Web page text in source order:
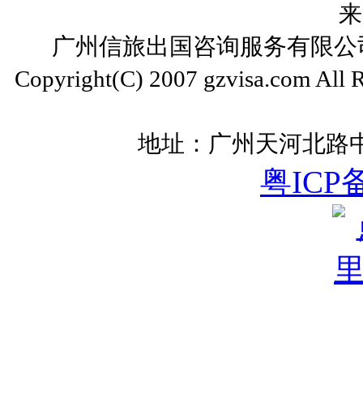
广州信旅出国咨询服务有限
Copyright(C) 2007 gzvisa.com All
地址：广州天河北路
粤ICP